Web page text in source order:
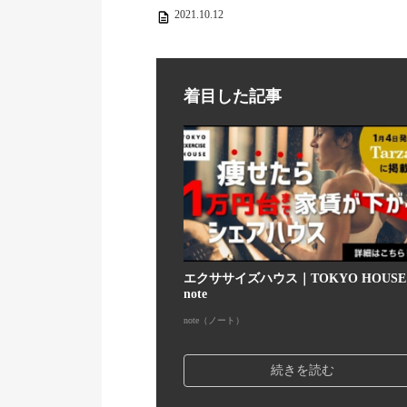
2021.10.12
着目した記事
エクササイズハウス｜TOKYO
note
note（ノート）
続きを読む